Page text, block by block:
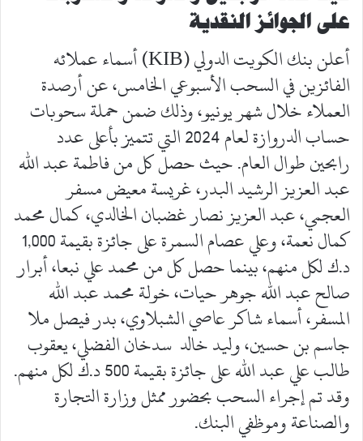
على الجوائز النقدية
أعلن بنك الكويت الدولي (KIB) أسماء عملائه
الفائزين في السحب الأسبوعي الخامس، عن أرصدة
العملاء خلال شهر يونيو، وذلك ضمن حملة سحوبات
حساب الدروازة لعام 2024 التي تتميز بأعلى عدد
رابحين طوال العام. حيث حصل كل من فاطمة عبد الله
عبد العزيز الرشيد البدر، غريسة معيض مسفر
العجمي، عبد العزيز نصار غضبان الخالدي، كمال محمد
كمال نعمة، وعلي عصام السمرة على جائزة بقيمة 1,000
د.ك لكل منهم، بينما حصل كل من محمد علي نبعا، أبرار
صالح عبد الله جوهر حيات، خولة محمد عبد الله
المسفر، أسماء شاكر عاصي الشبلاوي، بدر فيصل ملا
جاسم بن حسين، وليد خالد سدخان الفضلي، يعقوب
طالب علي عبد الله على جائزة بقيمة 500 د.ك لكل منهم.
وقد تم إجراء السحب بحضور ممثل وزارة التجارة
والصناعة وموظفي البنك.